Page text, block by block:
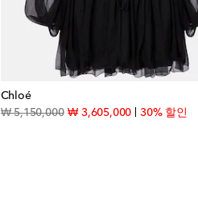
Chloé
₩ 5,150,000original price
₩ 3,605,000discount price
30% 할인